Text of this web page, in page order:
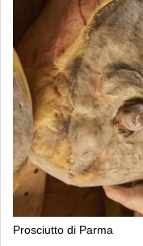
Prosciutto di Parma